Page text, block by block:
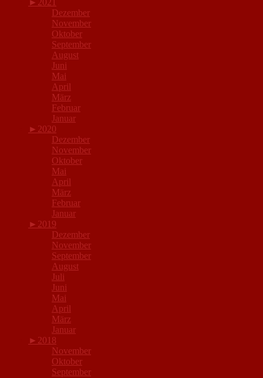
► 2021
Dezember
November
Oktober
September
August
Juni
Mai
April
März
Februar
Januar
► 2020
Dezember
November
Oktober
Mai
April
März
Februar
Januar
► 2019
Dezember
November
September
August
Juli
Juni
Mai
April
März
Januar
► 2018
November
Oktober
September